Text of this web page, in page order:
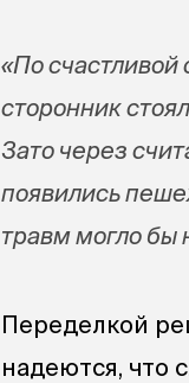
«По счастливой
сторонник
Зато через
появились
травм могло бы
Переделкой
надеются, что